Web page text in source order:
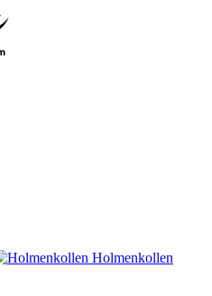
Holmenkollen